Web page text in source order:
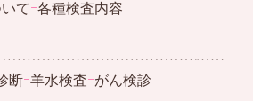
てｰ各種検査内容
断ｰ羊水検査ｰがん検診